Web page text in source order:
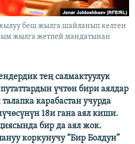
беш жылга шайланып келген
жылга жетпей мандатынан
тең салмактуулук
үчтөн бири аялдар
карабастан учурда
18и гана аял киши.
бир да аял жок.
коркунучу “Бир Болдун”